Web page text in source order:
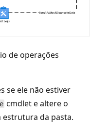
de operações
se ele não estiver
cmdlet e altere o
da pasta.